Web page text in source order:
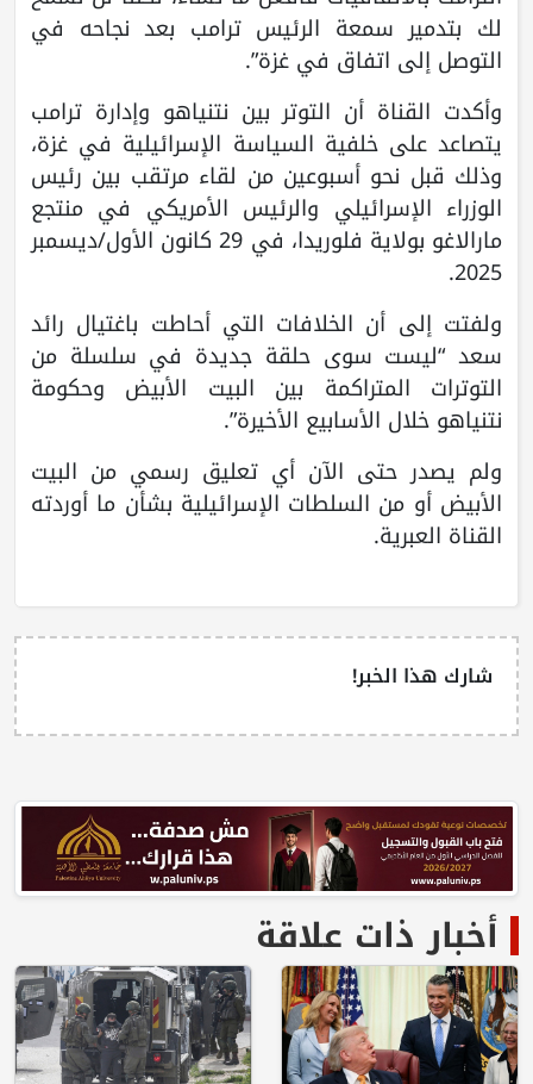
لك بتدمير سمعة الرئيس ترامب بعد نجاحه في
التوصل إلى اتفاق في غزة”.
وأكدت القناة أن التوتر بين نتنياهو وإدارة ترامب
يتصاعد على خلفية السياسة الإسرائيلية في غزة،
وذلك قبل نحو أسبوعين من لقاء مرتقب بين رئيس
الوزراء الإسرائيلي والرئيس الأمريكي في منتجع
مارالاغو بولاية فلوريدا، في 29 كانون الأول/ديسمبر
2025.
ولفتت إلى أن الخلافات التي أحاطت باغتيال رائد
سعد “ليست سوى حلقة جديدة في سلسلة من
التوترات المتراكمة بين البيت الأبيض وحكومة
نتنياهو خلال الأسابيع الأخيرة”.
ولم يصدر حتى الآن أي تعليق رسمي من البيت
الأبيض أو من السلطات الإسرائيلية بشأن ما أوردته
القناة العبرية.
شارك هذا الخبر!
أخبار ذات علاقة